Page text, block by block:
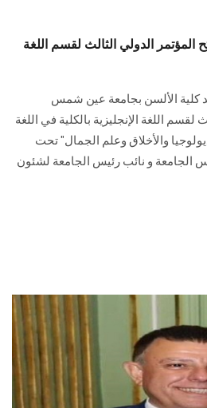
الدولي الثالث لقسم اللغة
كلية الألسن بجامعة عين شمس
لقسم اللغة الإنجليزية بالكلية في اللغة
والأخلاق وعلم الجمال" تحت
الجامعة و نائب رئيس الجامعة لشئون